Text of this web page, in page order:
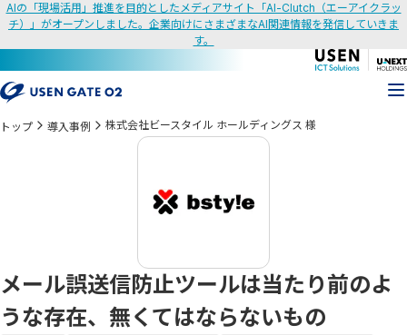
AIの「現場活用」推進を目的としたメディアサイト「AI-Clutch（エーアイクラッ
チ）」がオープンしました。企業向けにさまざまなAI関連情報を発信していきま
す。
トップ 導入事例 株式会社ビースタイル ホールディングス 様
メール誤送信防止ツールは当たり前のよ
うな存在、無くてはならないもの